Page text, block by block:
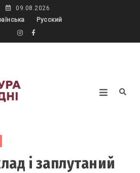
09.08.2026
Русский
онлайн ☝️ Новини
і заплутаний